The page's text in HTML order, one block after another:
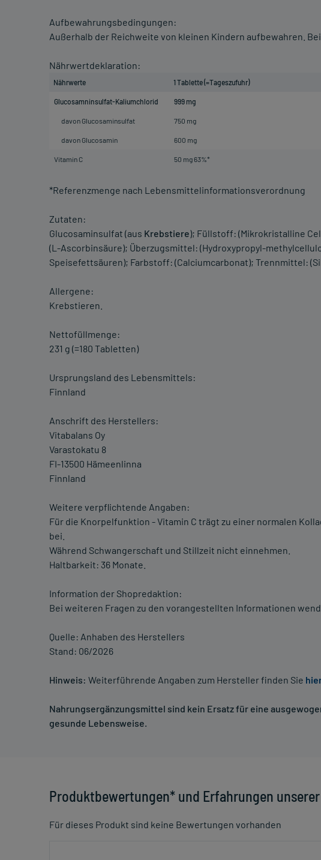
Aufbewahrungsbedingungen:
Außerhalb der Reichweite von kleinen Kindern aufbewahren.
Nährwertdeklaration:
Nährwerte 1 Tablette (=Tageszufuhr)
Glucosamninsulfat-Kaliumchlorid 999 mg
davon Glucosaminsulfat 750 mg
davon Glucosamin 600 mg
Vitamin C 50 mg 63%*
*Referenzmenge nach Lebensmittelinformationsverordnung
Zutaten:
Glucosaminsulfat (aus Krebstiere); Füllstoff: (Mikrokristalline
(L-Ascorbinsäure); Überzugsmittel: (Hydroxypropyl-
Speisefettsäuren); Farbstoff: (Calciumcarbonat); Trennmittel:
Allergene:
Krebstieren.
Nettofüllmenge:
231 g (=180 Tabletten)
Ursprungsland des Lebensmittels:
Finnland
Anschrift des Herstellers:
Vitabalans Oy
Varastokatu 8
FI-13500 Hämeenlinna
Finnland
Weitere verpflichtende Angaben:
Für die Knorpelfunktion - Vitamin C trägt zu einer normalen
bei.
Während Schwangerschaft und Stillzeit nicht einnehmen.
Haltbarkeit: 36 Monate.
Information der Shopredaktion:
Bei weiteren Fragen zu den vorangestellten Informationen
Quelle: Anhaben des Herstellers
Stand: 06/2026
Hinweis: Weiterführende Angaben zum Hersteller finden Sie
Nahrungsergänzungsmittel sind kein Ersatz für eine
gesunde Lebensweise.
Produktbewertungen* und Erfahrungen
Für dieses Produkt sind keine Bewertungen vorhanden